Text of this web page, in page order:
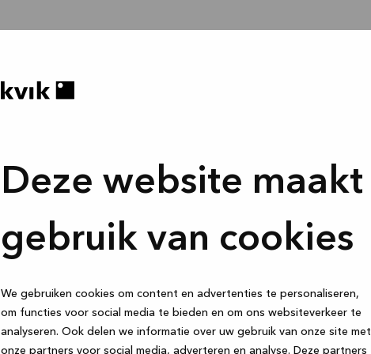
Deze website maakt
gebruik van cookies
We gebruiken cookies om content en advertenties te personaliseren,
om functies voor social media te bieden en om ons websiteverkeer te
analyseren. Ook delen we informatie over uw gebruik van onze site met
onze partners voor social media, adverteren en analyse. Deze partners